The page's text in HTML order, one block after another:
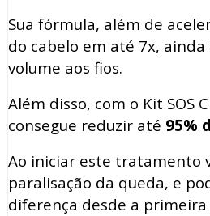
Sua fórmula, além de
do cabelo em até 7x,
volume aos fios.
Além disso, com o Kit SOS
consegue reduzir até 95%
Ao iniciar este tratamento
paralisação da queda, e
diferença desde a primeira